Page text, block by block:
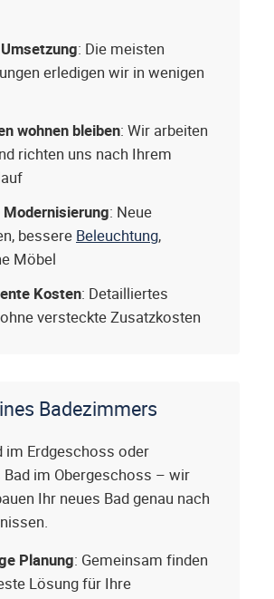
: Die meisten
erledigen wir in wenigen
wohnen bleiben: Wir arbeiten
richten uns nach Ihrem
Modernisierung: Neue
bessere Beleuchtung,
Möbel
Kosten: Detailliertes
versteckte Zusatzkosten
Badezimmers
im Erdgeschoss oder
im Obergeschoss – wir
Ihr neues Bad genau nach
Planung: Gemeinsam finden
Lösung für Ihre